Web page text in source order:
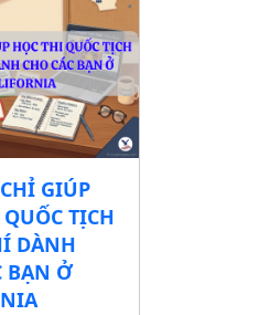
GIÚP
TỊCH
DÀNH
BẠN Ở